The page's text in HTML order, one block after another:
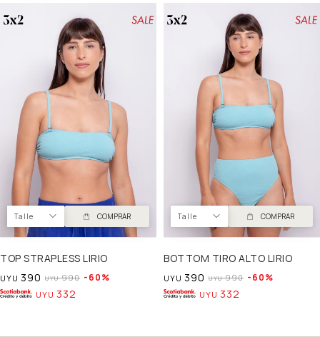
Talle COMPRAR
TOP STRAPLESS LIRIO
UYU 390 UYU 990 60
UYU 332
Talle COMPRAR
BOTTOM TIRO ALTO LIRIO
UYU 390 UYU 990 60
UYU 332